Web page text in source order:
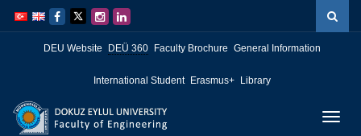
atla
Navigasyona
atla
DEU Website DEÜ 360 Faculty Brochure General Information
International Student Erasmus+ Library